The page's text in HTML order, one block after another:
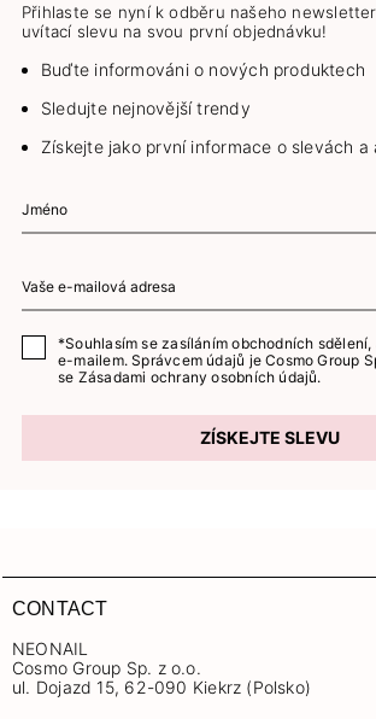
Přihlaste se nyní k odběru našeho
uvítací slevu na svou první objednávku!
Buďte informováni o nových produktech
Sledujte nejnovější trendy
Získejte jako první informace o slevách a
*Souhlasím se zasíláním obchodních
e-mailem. Správcem údajů je Cosmo Group
se Zásadami ochrany osobních údajů.
ZÍSKEJTE SLEVU
CONTACT
NEONAIL
Cosmo Group Sp. z o.o.
ul. Dojazd 15, 62-090 Kiekrz (Polsko)